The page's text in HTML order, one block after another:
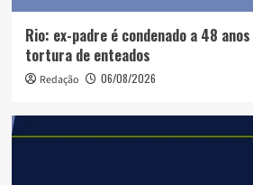
Rio: ex-padre é condenado a 48
tortura de enteados
Redação 06/08/2026